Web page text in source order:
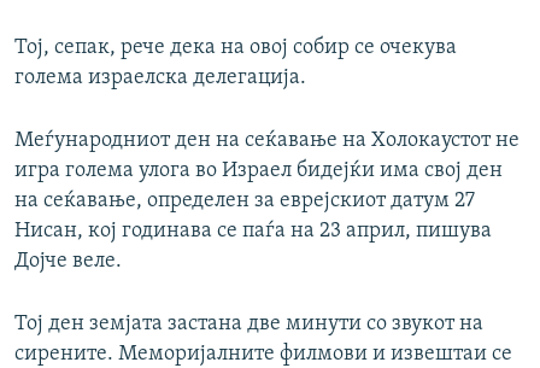
Тој, сепак, рече дека на овој собир се очекува
голема израелска делегација.
Меѓународниот ден на сеќавање на Холокаустот не
игра голема улога во Израел бидејќи има свој ден
на сеќавање, определен за еврејскиот датум 27
Нисан, кој годинава се паѓа на 23 април, пишува
Дојче веле.
Тој ден земјата застана две минути со звукот на
сирените. Меморијалните филмови и извештаи се